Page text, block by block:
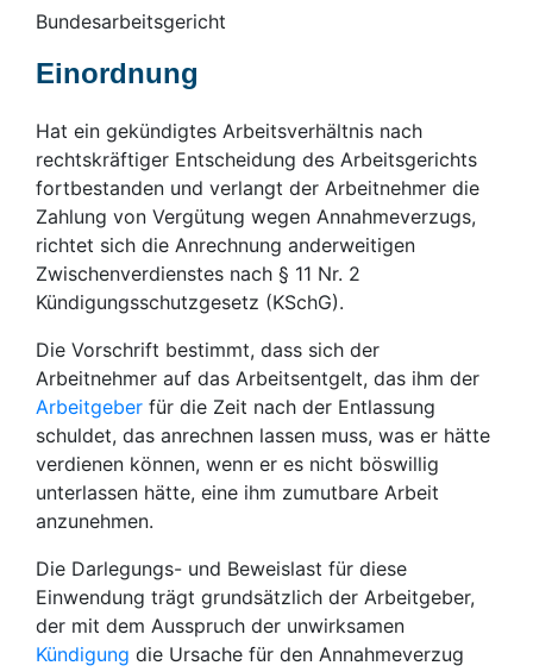
Bundesarbeitsgericht
Einordnung
Hat ein gekündigtes Arbeitsverhältnis nach
rechtskräftiger Entscheidung des Arbeitsgerichts
fortbestanden und verlangt der Arbeitnehmer die
Zahlung von Vergütung wegen Annahmeverzugs,
richtet sich die Anrechnung anderweitigen
Zwischenverdienstes nach § 11 Nr. 2
Kündigungsschutzgesetz (KSchG).
Die Vorschrift bestimmt, dass sich der
Arbeitnehmer auf das Arbeitsentgelt, das ihm der
Arbeitgeber für die Zeit nach der Entlassung
schuldet, das anrechnen lassen muss, was er hätte
verdienen können, wenn er es nicht böswillig
unterlassen hätte, eine ihm zumutbare Arbeit
anzunehmen.
Die Darlegungs- und Beweislast für diese
Einwendung trägt grundsätzlich der Arbeitgeber,
der mit dem Ausspruch der unwirksamen
Kündigung die Ursache für den Annahmeverzug